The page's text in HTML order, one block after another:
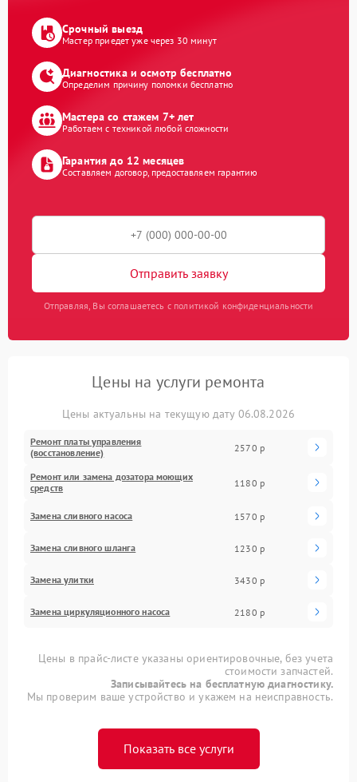
Срочный выезд
Мастер приедет уже через 30 минут
Диагностика и осмотр бесплатно
Определим причину поломки бесплатно
Мастера со стажем 7+ лет
Работаем с техникой любой сложности
Гарантия до 12 месяцев
Составляем договор, предоставляем гарантию
Отправить заявку
Отправляя, Вы соглашаетесь с политикой конфиденциальности
Цены на услуги ремонта
Цены актуальны на текущую дату 06.08.2026
Ремонт платы управления
(восстановление)
2570 р
Ремонт или замена дозатора моющих
средств
1180 р
Замена сливного насоса 1570 р
Замена сливного шланга 1230 р
Замена улитки 3430 р
Замена циркуляционного насоса 2180 р
Цены в прайс-листе указаны ориентировочные, без учета
стоимости запчастей.
Записывайтесь на бесплатную диагностику.
Мы проверим ваше устройство и укажем на неисправность.
Показать все услуги